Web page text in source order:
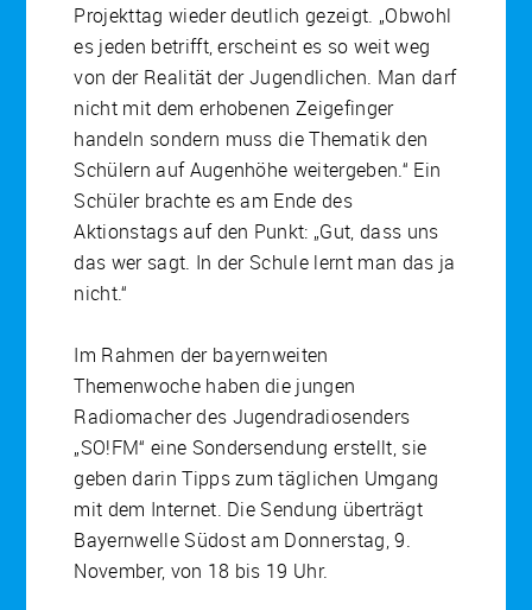
Projekttag wieder deutlich gezeigt. „Obwohl
es jeden betrifft, erscheint es so weit weg
von der Realität der Jugendlichen. Man darf
nicht mit dem erhobenen Zeigefinger
handeln sondern muss die Thematik den
Schülern auf Augenhöhe weitergeben.“ Ein
Schüler brachte es am Ende des
Aktionstags auf den Punkt: „Gut, dass uns
das wer sagt. In der Schule lernt man das ja
nicht.“
Im Rahmen der bayernweiten
Themenwoche haben die jungen
Radiomacher des Jugendradiosenders
„SO!FM“ eine Sondersendung erstellt, sie
geben darin Tipps zum täglichen Umgang
mit dem Internet. Die Sendung überträgt
Bayernwelle Südost am Donnerstag, 9.
November, von 18 bis 19 Uhr.